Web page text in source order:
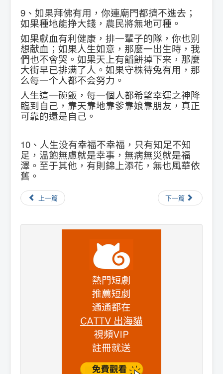
9、如果拜佛有用，你連廟門都擠不進去；
如果種地能挣大錢，農民將無地可種。
如果獻血有利健康，排一輩子的隊，你也别
想献血；如果人生如意，那麼一出生時，我
們也不會哭。如果天上有饀餅掉下来，那麼
大街早已排满了人。如果守株待兔有用，那
么每一个人都不会努力。
人生這一碗飯，每一個人都希望幸運之神降
臨到自己，靠天靠地靠爹靠娘靠朋友，真正
可靠的還是自己。
10、人生没有幸福不幸福，只有知足不知
足，温飽無慮就是幸事，無病無災就是福
澤。至于其他，有則錦上添花，無也風華依
舊。
上一篇 下一篇